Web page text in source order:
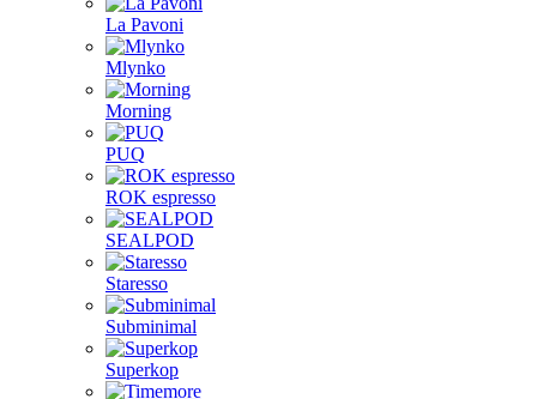
La Pavoni
Mlynko
Morning
PUQ
ROK espresso
SEALPOD
Staresso
Subminimal
Superkop